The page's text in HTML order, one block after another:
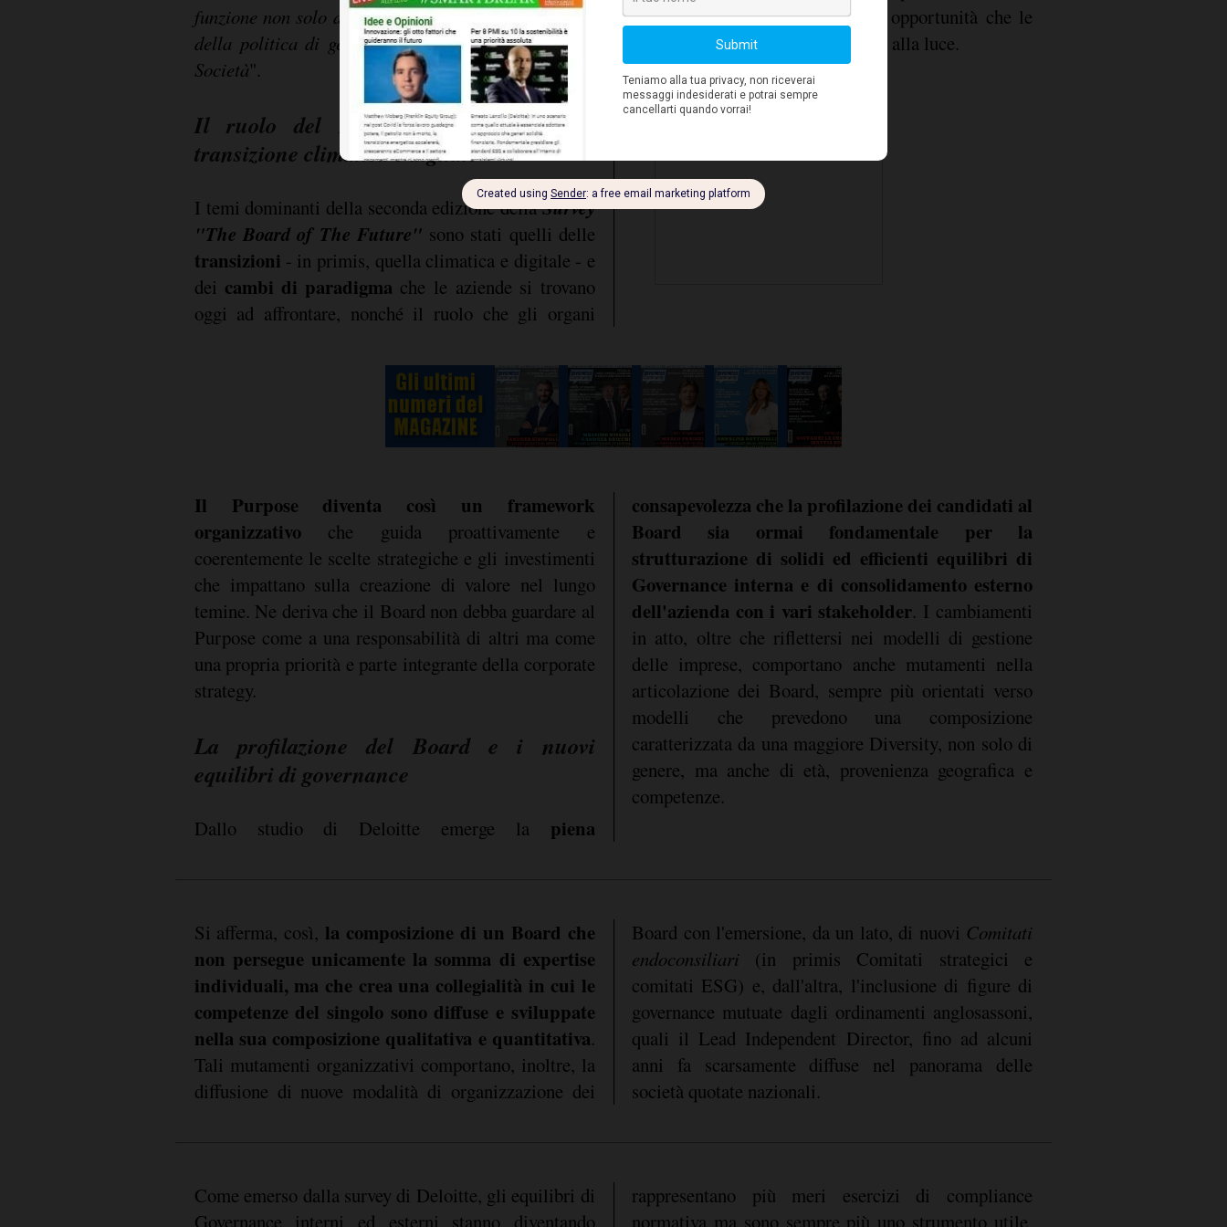
funzione non solo degli obiettivi strategici, ma anche
della politica di gestione del rischio adottata dalla
Società".
Il ruolo del Board nel governo della
transizione climatica e digitale
I temi dominanti della seconda edizione dellaSurvey
"The Board of The Future" sono stati quelli delle
transizioni - in primis, quella climatica e digitale - e
dei cambi di paradigma che le aziende si trovano
oggi ad affrontare, nonché il ruolo che gli organi
monitorare i rischi, ma anche le opportunità che le
transizioni in atto stanno portando alla luce.
Il Purpose diventa così un framework
organizzativoche guida proattivamente e
coerentemente le scelte strategiche e gli investimenti
che impattano sulla creazione di valore nel lungo
temine. Ne deriva che il Board non debba guardare al
Purpose come a una responsabilità di altri ma come
una propria priorità e parte integrante della corporate
strategy.
La profilazione del Board e i nuovi
equilibri di governance
Dallo studio di Deloitte emerge la piena
consapevolezza che la profilazione dei candidati al
Board sia ormai fondamentale per la
strutturazione di solidi ed efficienti equilibri di
Governance interna e di consolidamento esterno
dell'azienda con i vari stakeholder. I cambiamenti
in atto, oltre che riflettersi nei modelli di gestione
delle imprese, comportano anche mutamenti nella
articolazione dei Board, sempre più orientati verso
modelli che prevedono una composizione
caratterizzata da una maggiore Diversity, non solo di
genere, ma anche di età, provenienza geografica e
competenze.
Si afferma, così, la composizione di un Board che
non persegue unicamente la somma di expertise
individuali, ma che crea una collegialità in cui le
competenze del singolo sono diffuse e sviluppate
nella sua composizione qualitativa e quantitativa.
Tali mutamenti organizzativi comportano, inoltre, la
diffusione di nuove modalità di organizzazione dei
Board con l'emersione, da un lato, di nuovi Comitati
endoconsiliari (in primis Comitati strategici e
comitati ESG) e, dall'altra, l'inclusione di figure di
governance mutuate dagli ordinamenti anglosassoni,
quali il Lead Independent Director, fino ad alcuni
anni fa scarsamente diffuse nel panorama delle
società quotate nazionali.
Come emerso dalla survey di Deloitte, gli equilibri di
Governance interni ed esterni stanno diventando
rappresentano più meri esercizi di compliance
normativa ma sono sempre più uno strumento utile,